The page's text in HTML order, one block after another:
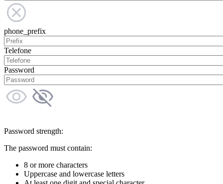
phone_prefix
Telefone
Password
Password strength:
The password must contain:
8 or more characters
Uppercase and lowercase letters